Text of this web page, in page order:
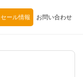
セール情報 お問い合わせ